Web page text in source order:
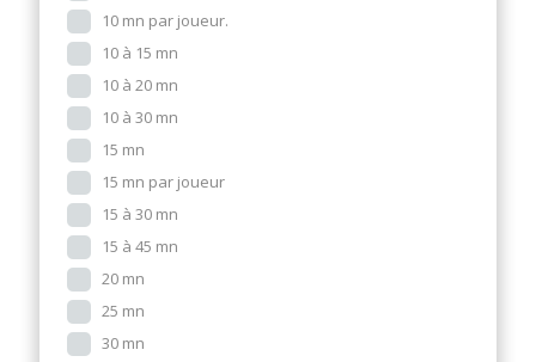
10 mn par joueur.
10 à 15 mn
10 à 20 mn
10 à 30 mn
15 mn
15 mn par joueur
15 à 30 mn
15 à 45 mn
20 mn
25 mn
30 mn